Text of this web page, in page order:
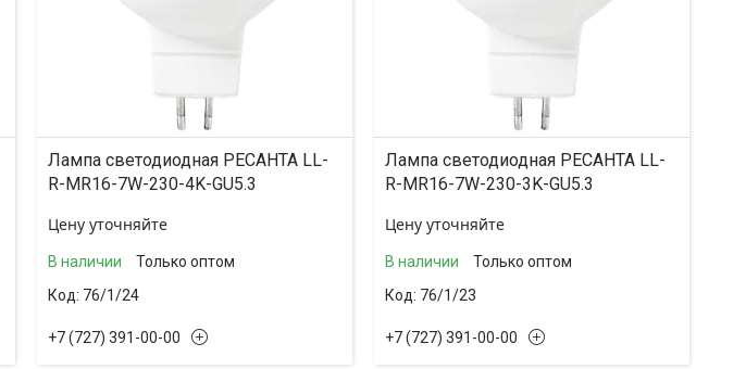
Лампа светодиодная РЕСАНТА LL-
R-MR16-7W-230-4K-GU5.3
Цену уточняйте
В наличии
Только оптом
76/1/24
+7 (727) 391-00-00
Лампа светодиодная РЕСАНТА LL-
R-MR16-7W-230-3K-GU5.3
Цену уточняйте
В наличии
Только оптом
76/1/23
+7 (727) 391-00-00